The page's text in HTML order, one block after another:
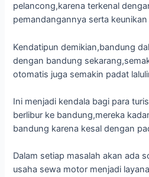
pelancong,karena terkenal
pemandangannya serta
Kendatipun demikian,bandung
dengan bandung
otomatis juga semakin padat
Ini menjadi kendala bagi para
berlibur ke bandung,mereka
bandung karena kesal dengan
Dalam setiap masalah akan ada
usaha sewa motor menjadi